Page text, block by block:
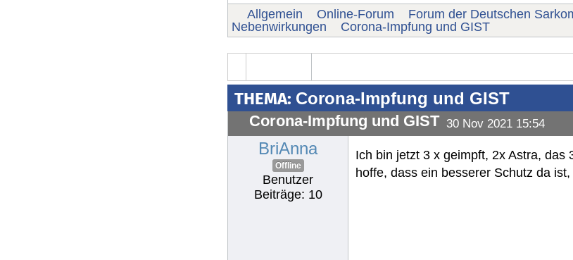
Allgemein Online-Forum Forum der Deutschen
Nebenwirkungen
Corona-Impfung und GIST
THEMA: Corona-Impfung und GIST
Corona-Impfung und GIST 30 Nov 2021 15:54
BriAnna
Offline
Benutzer
Beiträge: 10
Ich bin jetzt 3 x geimpft, 2x Astra,
hoffe, dass ein besserer Schutz da